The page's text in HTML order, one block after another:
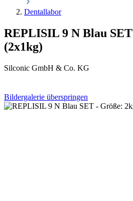
Dentallabor
REPLISIL 9 N Blau
(2x1kg)
Silconic GmbH & Co. KG
Bildergalerie überspringen